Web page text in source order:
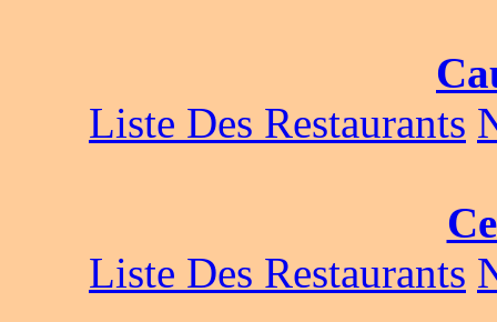
Liste Des Restaurants
Liste Des Restaurants